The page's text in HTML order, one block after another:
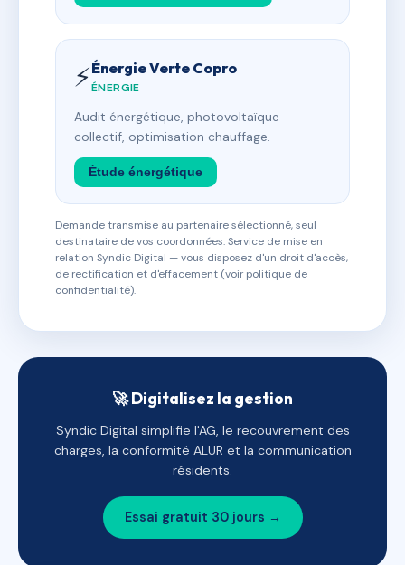
⚡Énergie Verte Copro
ÉNERGIE
Audit énergétique, photovoltaïque
collectif, optimisation chauffage.
Étude énergétique
Demande transmise au partenaire sélectionné, seul
destinataire de vos coordonnées. Service de mise en
relation Syndic Digital — vous disposez d'un droit d'accès,
de rectification et d'effacement (voir politique de
confidentialité).
🚀 Digitalisez la gestion
Syndic Digital simplifie l'AG, le recouvrement des
charges, la conformité ALUR et la communication
résidents.
Essai gratuit 30 jours →